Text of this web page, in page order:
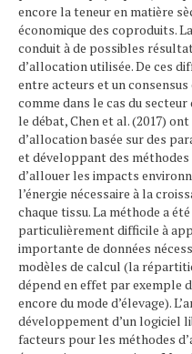
encore la teneur en matière
économique des coproduits.
conduit à de possibles
d’allocation utilisée. De ces
entre acteurs et un
comme dans le cas du
le débat, Chen et al. (2017)
d’allocation basée sur des
et développant des
d’allouer les impacts
l’énergie nécessaire à la
chaque tissu. La méthode a
particulièrement difficile à
importante de données
modèles de calcul (la
dépend en effet par exemple
encore du mode d’élevage).
développement d’un logiciel
facteurs pour les méthodes